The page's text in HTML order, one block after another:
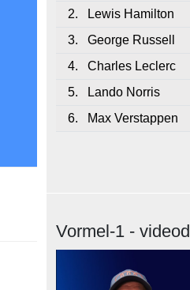
2.
Lewis Hamilton
3.
George Russell
4.
Charles Leclerc
5.
Lando Norris
6.
Max Verstappen
Vormel-1 - videod